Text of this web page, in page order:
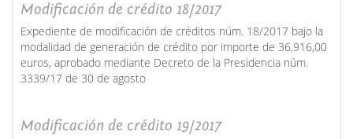
Modificación de crédito 18/2017
Expediente de modificación de créditos núm. 18/2017 bajo la
modalidad de generación de crédito por importe de 36.916,00
euros, aprobado mediante Decreto de la Presidencia núm.
3339/17 de 30 de agosto
Modificación de crédito 19/2017